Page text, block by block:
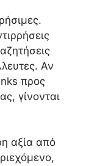
Αν
προς
γίνονται
αξία από